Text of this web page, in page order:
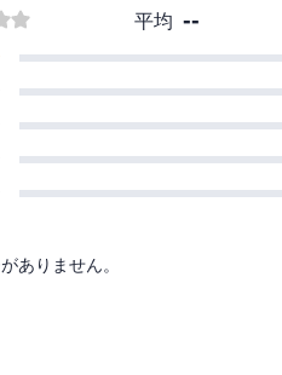
平均 --
ありません。